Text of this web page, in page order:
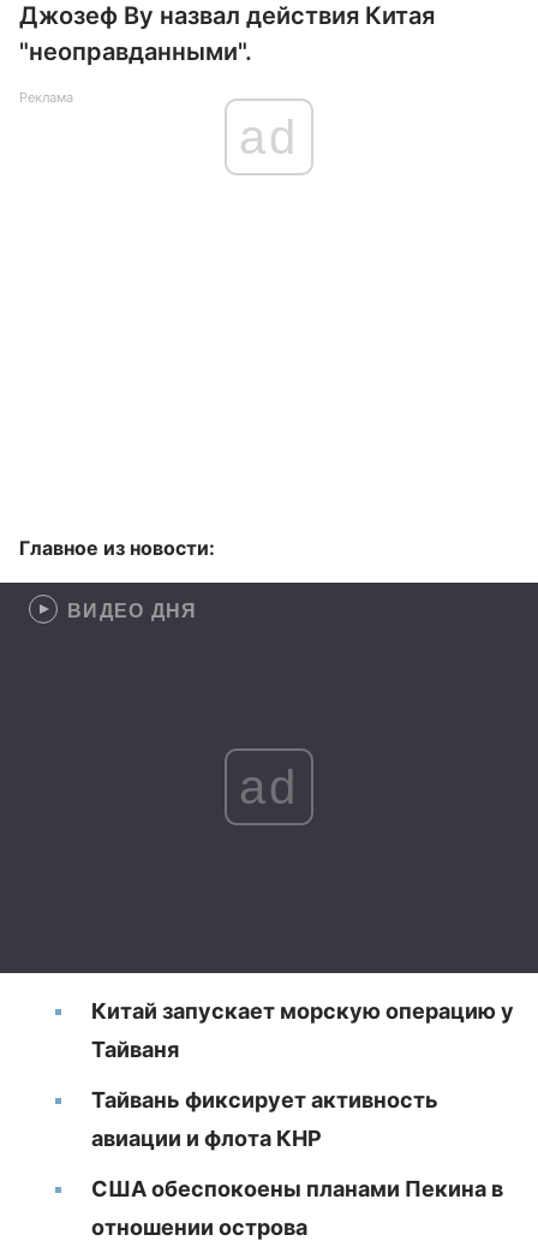
Джозеф Ву назвал действия Китая
"неоправданными".
Реклама
ad
Главное из новости:
ВИДЕО ДНЯ
ad
Китай запускает морскую операцию у
Тайваня
Тайвань фиксирует активность
авиации и флота КНР
США обеспокоены планами Пекина в
отношении острова